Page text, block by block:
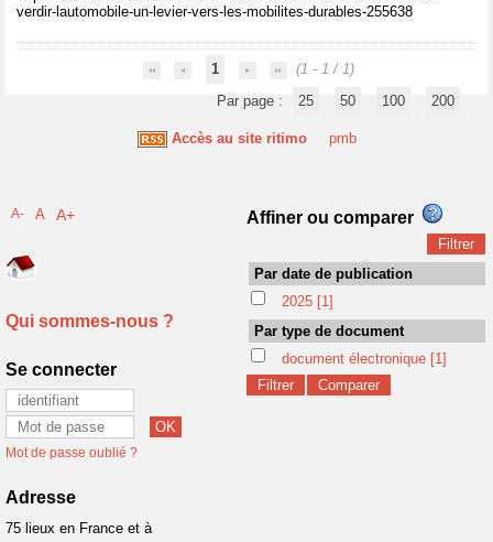
verdir-lautomobile-un-levier-vers-les-mobilites-durables-255638
1
(1 - 1 / 1)
Par page :
25 50 100 200
Accès au site ritimo pmb
A- A A+
Qui sommes-nous ?
Se connecter
Mot de passe oublié ?
Adresse
75 lieux en France et à
Affiner ou comparer
Par date de publication
2025 [1]
Par type de document
document électronique [1]